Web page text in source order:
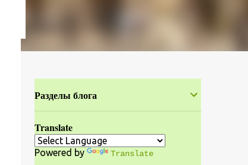
Разделы блога
Translate
Powered by Translate